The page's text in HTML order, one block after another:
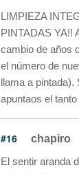
LIMPIEZA
PINTADAS YA!!
cambio de años
el número de
llama a pintada).
apuntaos el
#16 chapiro
El sentir aranda